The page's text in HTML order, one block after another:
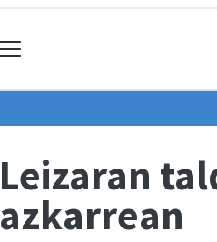
Leizaran
azkarrean